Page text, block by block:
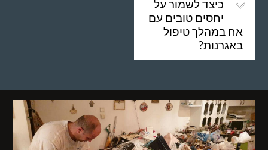
כיצד לשמור על
יחסים טובים עם
אח במהלך טיפול
באגרנות?